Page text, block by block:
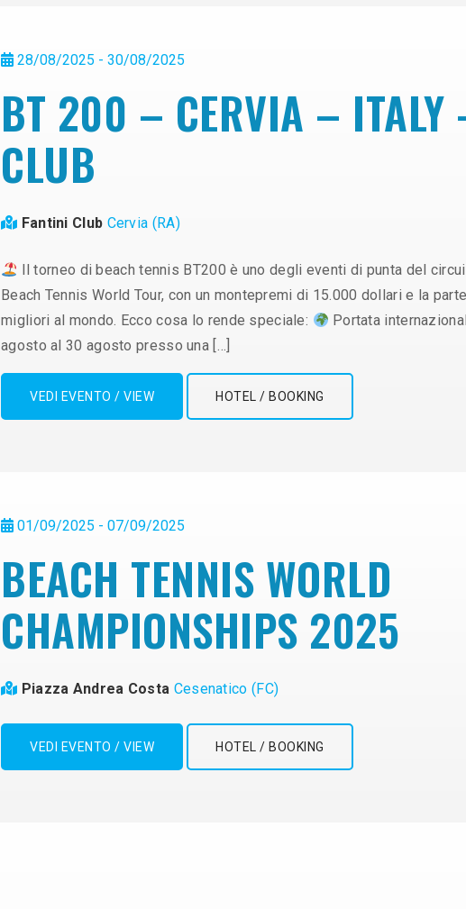
28/08/2025 - 30/08/2025
BT 200 – CERVIA – ITALY
CLUB
Fantini Club Cervia (RA)
Il torneo di beach tennis BT200 è uno degli eventi di punta del
Beach Tennis World Tour, con un montepremi di 15.000 dollari e la
migliori al mondo. Ecco cosa lo rende speciale:
Portata
agosto al 30 agosto presso una […]
VEDI EVENTO / VIEW HOTEL / BOOKING
01/09/2025 - 07/09/2025
BEACH TENNIS WORLD
CHAMPIONSHIPS 2025
Piazza Andrea Costa Cesenatico (FC)
VEDI EVENTO / VIEW HOTEL / BOOKING